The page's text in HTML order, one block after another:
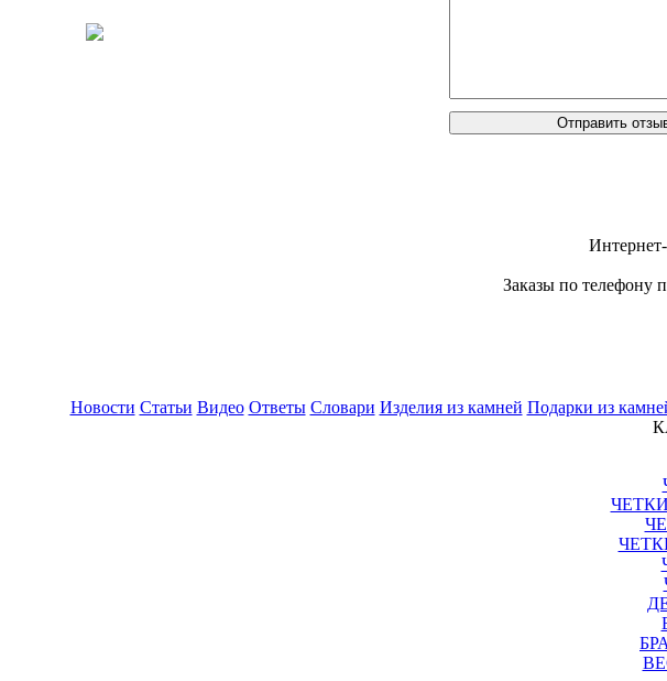
Заказы по телефону
Новости Статьи Видео Ответы Словари Изделия из камней Подарки из